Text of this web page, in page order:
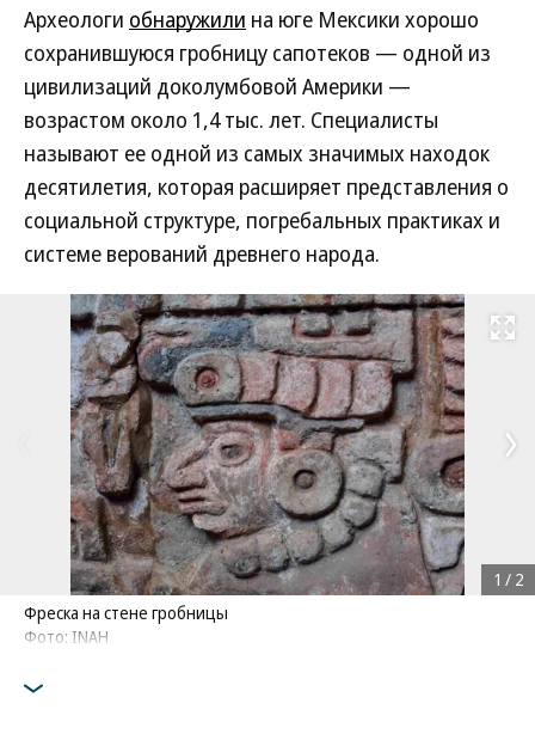
Археологи обнаружили на юге Мексики хорошо
сохранившуюся гробницу сапотеков — одной из
цивилизаций доколумбовой Америки —
возрастом около 1,4 тыс. лет. Специалисты
называют ее одной из самых значимых находок
десятилетия, которая расширяет представления о
социальной структуре, погребальных практиках и
системе верований древнего народа.
Развернуть
Фреска на стене гробницы
Фото: INAH
1 / 2